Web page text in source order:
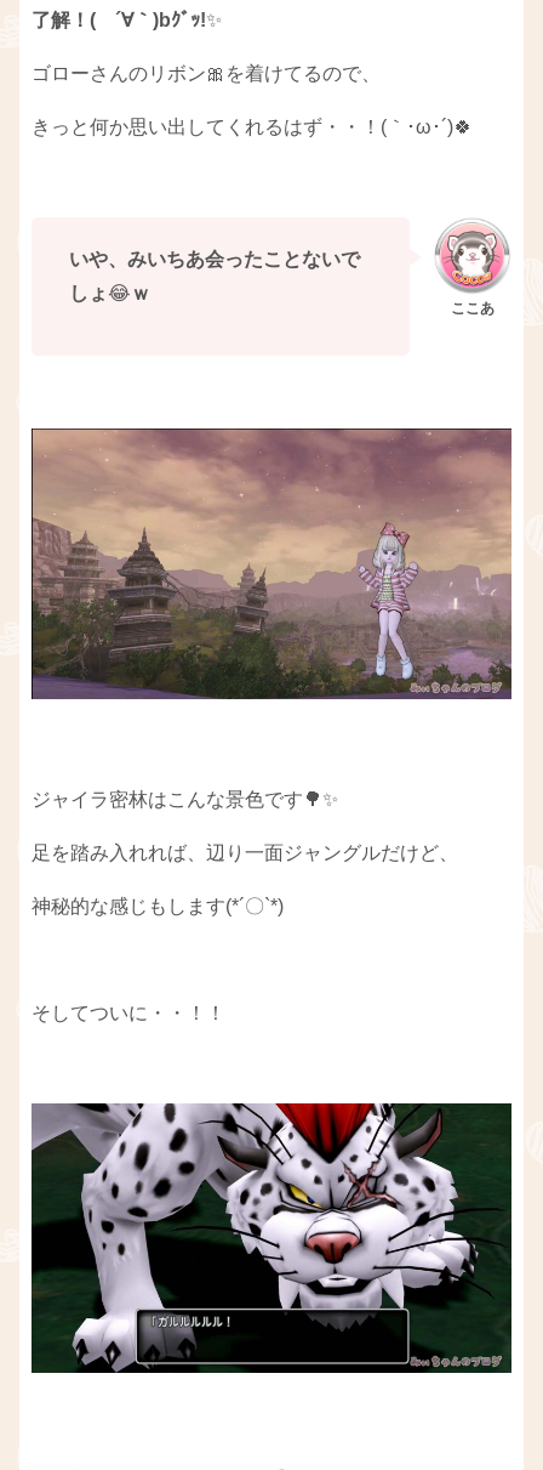
了解！( ´∀｀)bｸﾞｯ!✨
ゴローさんのリボン🎀を着けてるので、
きっと何か思い出してくれるはず・・！(｀･ω･´)🍀
いや、みいちあ会ったことないで
しょ 😂 ｗ
ジャイラ密林はこんな景色です🌳✨
足を踏み入れれば、辺り一面ジャングルだけど、
神秘的な感じもします(*´〇`*)
そしてついに・・！！